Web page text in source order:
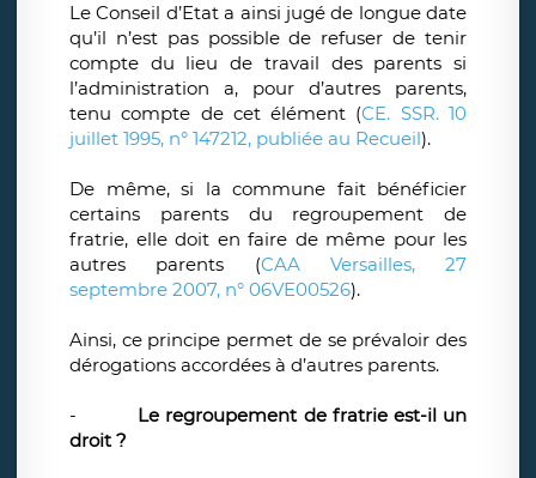
Le Conseil d’Etat a ainsi jugé de longue date
qu’il n’est pas possible de refuser de tenir
compte du lieu de travail des parents si
l’administration a, pour d’autres parents,
tenu compte de cet élément (CE. SSR. 10
juillet 1995, n° 147212, publiée au Recueil).
De même, si la commune fait bénéficier
certains parents du regroupement de
fratrie, elle doit en faire de même pour les
autres parents (CAA Versailles, 27
septembre 2007, n° 06VE00526).
Ainsi, ce principe permet de se prévaloir des
dérogations accordées à d’autres parents.
-
Le regroupement de fratrie est-il un
droit ?